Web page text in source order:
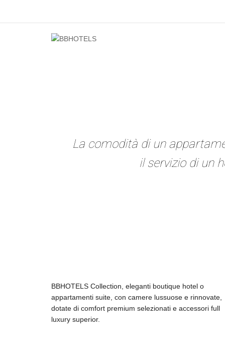
La comodità di un
il servizio di un
BBHOTELS Collection, eleganti boutique hotel o
appartamenti suite, con camere lussuose e rinnovate,
dotate di comfort premium selezionati e accessori full
luxury superior.